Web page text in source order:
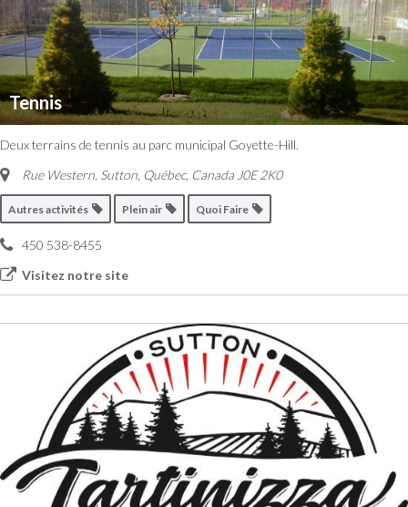
Tennis
Deux terrains de tennis au parc municipal Goyette-Hill.
Rue Western, Sutton Québec, Canada J0E 2K0
Autres activités Plein air Quoi Faire
450 538-8455
Visitez notre site